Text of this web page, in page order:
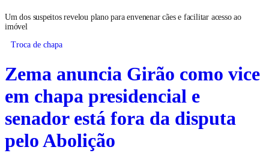
Um dos suspeitos revelou plano para envenenar cães e facilitar acesso ao
imóvel
Troca de chapa
Zema anuncia Girão como vice
em chapa presidencial e
senador está fora da disputa
pelo Abolição